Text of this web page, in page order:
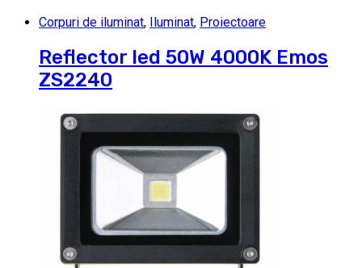
Corpuri de iluminat, Iluminat, Proiectoare
Reflector led 50W 4000K Emos
ZS2240